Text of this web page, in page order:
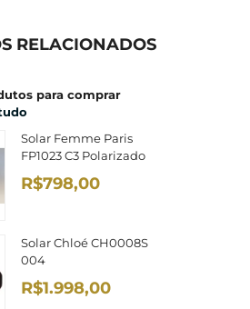
RELACIONADOS
para comprar
Solar Femme Paris
FP1023 C3 Polarizado
R$798,00
Solar Chloé CH0008S
004
R$1.998,00